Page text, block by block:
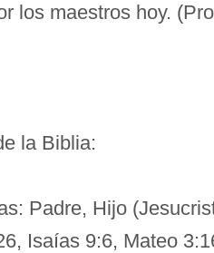
los maestros hoy.
la Biblia:
Padre, Hijo
Isaías 9:6, Mateo